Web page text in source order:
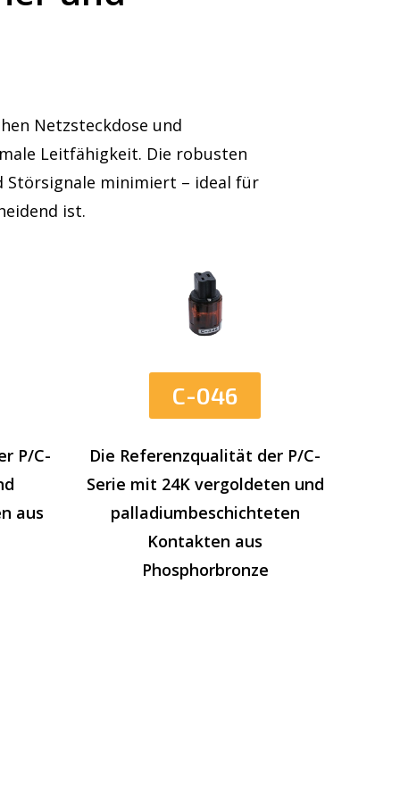
Netzsteckdose und
Leitfähigkeit. Die robusten
Störsignale minimiert – ideal für
ist.
P/C-
aus
C-046
Die Referenzqualität der P/C-
Serie mit 24K vergoldeten und
palladiumbeschichteten
Kontakten aus
Phosphorbronze